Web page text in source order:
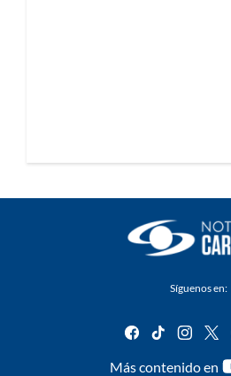
Síguenos en:
facebook
tiktok
Más contenido en